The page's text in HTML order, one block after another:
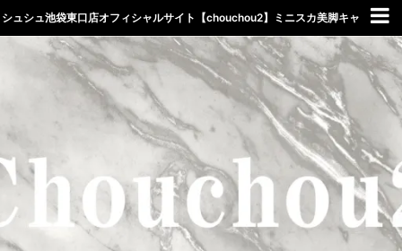
シュシュ池袋東口店オフィシャルサイト【chouchou2】ミニスカ美脚キャ
バクラしゅしゅ東